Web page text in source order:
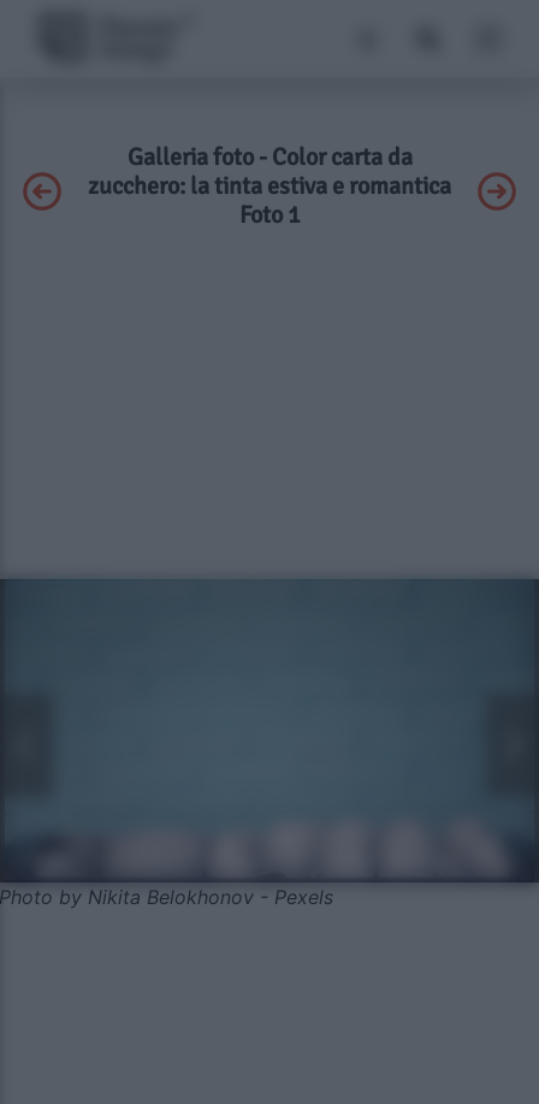
Galleria foto - Color carta da
zucchero: la tinta estiva e romantica
Foto 1
Photo by Nikita Belokhonov - Pexels